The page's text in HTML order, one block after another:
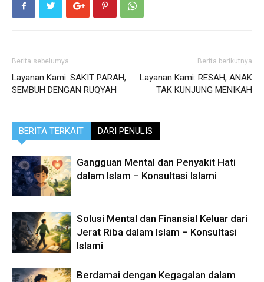
Berita sebelumya
Layanan Kami: SAKIT PARAH,
SEMBUH DENGAN RUQYAH
Berita berikutnya
Layanan Kami: RESAH, ANAK
TAK KUNJUNG MENIKAH
BERITA TERKAIT DARI PENULIS
Gangguan Mental dan Penyakit Hati
dalam Islam – Konsultasi Islami
Solusi Mental dan Finansial Keluar dari
Jerat Riba dalam Islam – Konsultasi
Islami
Berdamai dengan Kegagalan dalam